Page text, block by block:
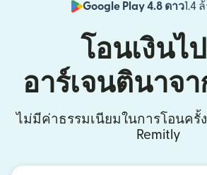
Google Play 4.8 ดาว1.4
โอนเงินไ
อาร์เจนตินาจา
ไม่มีค่าธรรมเนียมในการโอนครั้
Remitly